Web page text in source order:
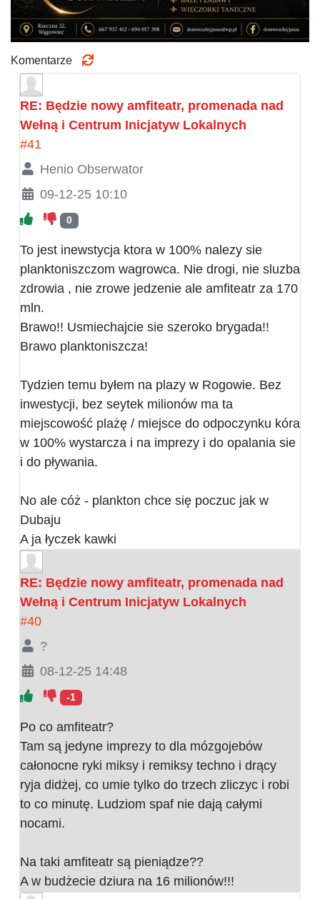
Komentarze
RE: Będzie nowy amfiteatr, promenada nad
Wełną i Centrum Inicjatyw Lokalnych
#41
Henio Obserwator
09-12-25 10:10
0
To jest inewstycja ktora w 100% nalezy sie
planktoniszczom wagrowca. Nie drogi, nie sluzba
zdrowia , nie zrowe jedzenie ale amfiteatr za 170
mln.
Brawo!! Usmiechajcie sie szeroko brygada!!
Brawo planktoniszcza!
Tydzien temu byłem na plazy w Rogowie. Bez
inwestycji, bez seytek milionów ma ta
miejscowość plażę / miejsce do odpoczynku kóra
w 100% wystarcza i na imprezy i do opalania sie
i do pływania.
No ale cóż - plankton chce się poczuc jak w
Dubaju
A ja łyczek kawki
RE: Będzie nowy amfiteatr, promenada nad
Wełną i Centrum Inicjatyw Lokalnych
#40
?
08-12-25 14:48
-1
Po co amfiteatr?
Tam są jedyne imprezy to dla mózgojebów
całonocne ryki miksy i remiksy techno i drący
ryja didżej, co umie tylko do trzech zliczyc i robi
to co minutę. Ludziom spaf nie dają całymi
nocami.
Na taki amfiteatr są pieniądze??
A w budżecie dziura na 16 milionów!!!